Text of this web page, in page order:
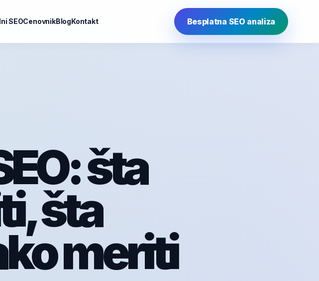
SEOCenovnikBlogKontakt Besplatna SEO analiza
šta
šta
meriti